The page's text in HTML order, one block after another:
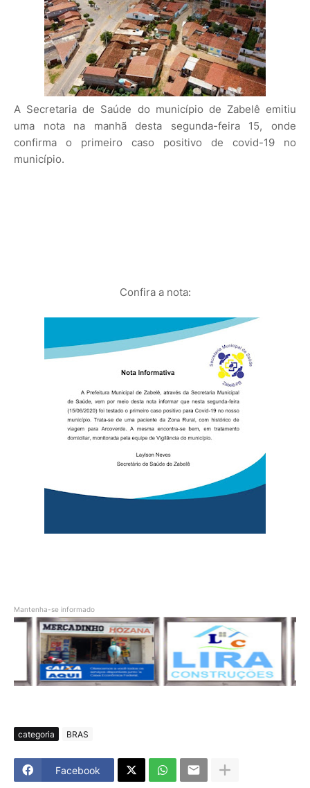
A Secretaria de Saúde do município de Zabelê emitiu
uma nota na manhã desta segunda-feira 15, onde
confirma o primeiro caso positivo de covid-19 no
município.
Confira a nota:
Mantenha-se informado
categoria BRAS
Facebook